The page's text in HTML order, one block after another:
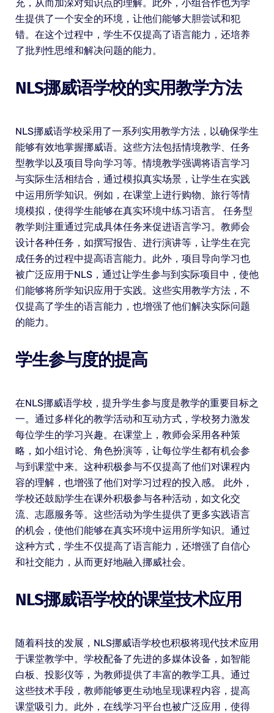
充，从而加深对知识点的理解。此外，小组合作也为学
生提供了一个安全的环境，让他们能够大胆尝试和犯
错。在这个过程中，学生不仅提高了语言能力，还培养
了批判性思维和解决问题的能力。
NLS挪威语学校的实用教学方法
NLS挪威语学校采用了一系列实用教学方法，以确保学生
能够有效地掌握挪威语。这些方法包括情境教学、任务
型教学以及项目导向学习等。情境教学强调将语言学习
与实际生活相结合，通过模拟真实场景，让学生在实践
中运用所学知识。例如，在课堂上进行购物、旅行等情
境模拟，使得学生能够在真实环境中练习语言。 任务型
教学则注重通过完成具体任务来促进语言学习。教师会
设计各种任务，如撰写报告、进行演讲等，让学生在完
成任务的过程中提高语言能力。此外，项目导向学习也
被广泛应用于NLS，通过让学生参与到实际项目中，使他
们能够将所学知识应用于实践。这些实用教学方法，不
仅提高了学生的语言能力，也增强了他们解决实际问题
的能力。
学生参与度的提高
在NLS挪威语学校，提升学生参与度是教学的重要目标之
一。通过多样化的教学活动和互动方式，学校努力激发
每位学生的学习兴趣。在课堂上，教师会采用各种策
略，如小组讨论、角色扮演等，让每位学生都有机会参
与到课堂中来。这种积极参与不仅提高了他们对课程内
容的理解，也增强了他们对学习过程的投入感。 此外，
学校还鼓励学生在课外积极参与各种活动，如文化交
流、志愿服务等。这些活动为学生提供了更多实践语言
的机会，使他们能够在真实环境中运用所学知识。通过
这种方式，学生不仅提高了语言能力，还增强了自信心
和社交能力，从而更好地融入挪威社会。
NLS挪威语学校的课堂技术应用
随着科技的发展，NLS挪威语学校也积极将现代技术应用
于课堂教学中。学校配备了先进的多媒体设备，如智能
白板、投影仪等，为教师提供了丰富的教学工具。通过
这些技术手段，教师能够更生动地呈现课程内容，提高
课堂吸引力。此外，在线学习平台也被广泛应用，使得